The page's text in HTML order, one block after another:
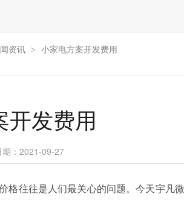
资讯 > 小家电方案开发费用
开发费用
期：2021-09-27
往往是人们最关心的问题。今天宇凡微